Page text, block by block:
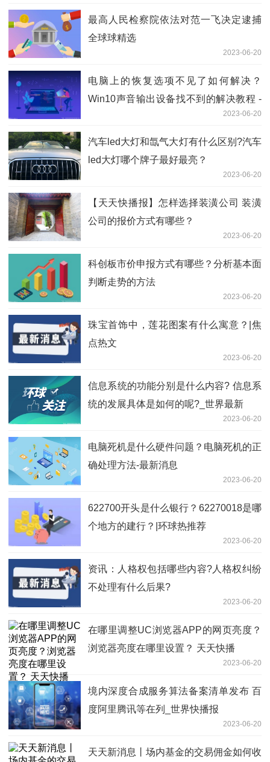
最高人民检察院依法对范一飞决定逮捕
全球球精选
2023-06-20
电脑上的恢复选项不见了如何解决？
Win10声音输出设备找不到的解决教程 -
2023-06-20
汽车led大灯和氙气大灯有什么区别?汽车
led大灯哪个牌子最好最亮？
2023-06-20
【天天快播报】怎样选择装潢公司 装潢
公司的报价方式有哪些？
2023-06-20
科创板市价申报方式有哪些？分析基本面
判断走势的方法
2023-06-20
珠宝首饰中，莲花图案有什么寓意？|焦
点热文
2023-06-20
信息系统的功能分别是什么内容? 信息系
统的发展具体是如何的呢?_世界最新
2023-06-20
电脑死机是什么硬件问题？电脑死机的正
确处理方法-最新消息
2023-06-20
622700开头是什么银行？62270018是哪
个地方的建行？|环球热推荐
2023-06-20
资讯：人格权包括哪些内容?人格权纠纷
不处理有什么后果?
2023-06-20
在哪里调整UC浏览器APP的网页亮度？
浏览器亮度在哪里设置？ 天天快播
2023-06-20
境内深度合成服务算法备案清单发布 百
度阿里腾讯等在列_世界快播报
2023-06-20
天天新消息丨场内基金的交易佣金如何收